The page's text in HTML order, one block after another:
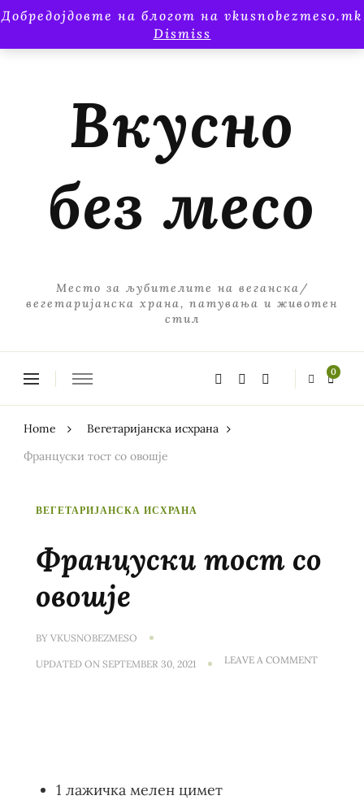
Добредојдовте на блогот на vkusnobezmeso.mk
Dismiss
Вкусно
без месо
Место за љубителите на веганска/
вегетаријанска храна, патувања и животен
стил
0
Home
Вегетаријанска исхрана
Француски тост со овошје
ВЕГЕТАРИЈАНСКА ИСХРАНА
Француски тост со
овошје
BY VKUSNOBEZMESO
UPDATED ON SEPTEMBER 30, 2021 LEAVE A COMMENTON
1 лажичка мелен цимет